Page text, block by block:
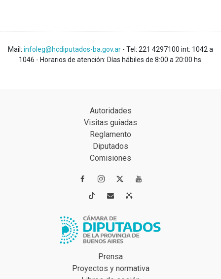
Mail: infoleg@hcdiputados-ba.gov.ar - Tel: 221 4297100 int: 1042 a
1046 - Horarios de atención: Días hábiles de 8:00 a 20:00 hs.
Autoridades
Visitas guiadas
Reglamento
Diputados
Comisiones
 
 
Prensa
Proyectos y normativa